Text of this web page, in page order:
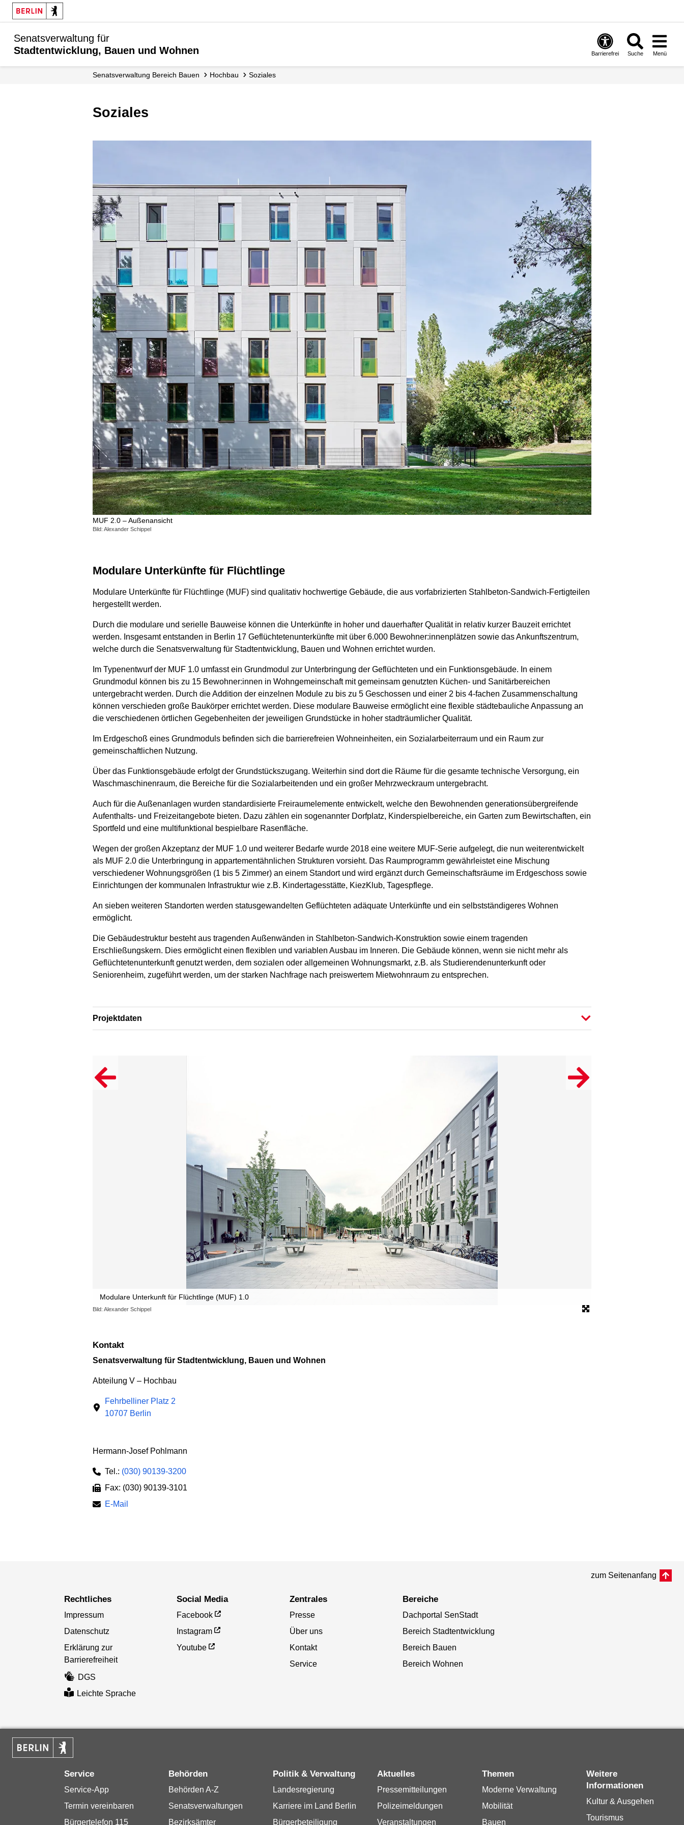
Senatsverwaltung für
Stadtentwicklung, Bauen und Wohnen
Barrierefrei Suche Menü
Senats­verwaltung Bereich Bauen Hochbau Soziales
Soziales
MUF 2.0 – Außenansicht
Bild: Alexander Schippel
Modulare Unterkünfte für Flüchtlinge
Modulare Unterkünfte für Flüchtlinge (MUF) sind qualitativ hochwertige Gebäude, die aus vorfabrizierten Stahlbeton-Sandwich-Fertigteilen
hergestellt werden.
Durch die modulare und serielle Bauweise können die Unterkünfte in hoher und dauerhafter Qualität in relativ kurzer Bauzeit errichtet
werden. Insgesamt entstanden in Berlin 17 Geflüchtetenunterkünfte mit über 6.000 Bewohner:innenplätzen sowie das Ankunftszentrum,
welche durch die Senatsverwaltung für Stadtentwicklung, Bauen und Wohnen errichtet wurden.
Im Typenentwurf der MUF 1.0 umfasst ein Grundmodul zur Unterbringung der Geflüchteten und ein Funktionsgebäude. In einem
Grundmodul können bis zu 15 Bewohner:innen in Wohngemeinschaft mit gemeinsam genutzten Küchen- und Sanitärbereichen
untergebracht werden. Durch die Addition der einzelnen Module zu bis zu 5 Geschossen und einer 2 bis 4-fachen Zusammenschaltung
können verschieden große Baukörper errichtet werden. Diese modulare Bauweise ermöglicht eine flexible städtebauliche Anpassung an
die verschiedenen örtlichen Gegebenheiten der jeweiligen Grundstücke in hoher stadträumlicher Qualität.
Im Erdgeschoß eines Grundmoduls befinden sich die barrierefreien Wohneinheiten, ein Sozialarbeiterraum und ein Raum zur
gemeinschaftlichen Nutzung.
Über das Funktionsgebäude erfolgt der Grundstückszugang. Weiterhin sind dort die Räume für die gesamte technische Versorgung, ein
Waschmaschinenraum, die Bereiche für die Sozialarbeitenden und ein großer Mehrzweckraum untergebracht.
Auch für die Außenanlagen wurden standardisierte Freiraumelemente entwickelt, welche den Bewohnenden generationsübergreifende
Aufenthalts- und Freizeitangebote bieten. Dazu zählen ein sogenannter Dorfplatz, Kinderspielbereiche, ein Garten zum Bewirtschaften, ein
Sportfeld und eine multifunktional bespielbare Rasenfläche.
Wegen der großen Akzeptanz der MUF 1.0 und weiterer Bedarfe wurde 2018 eine weitere MUF-Serie aufgelegt, die nun weiterentwickelt
als MUF 2.0 die Unterbringung in appartementähnlichen Strukturen vorsieht. Das Raumprogramm gewährleistet eine Mischung
verschiedener Wohnungsgrößen (1 bis 5 Zimmer) an einem Standort und wird ergänzt durch Gemeinschaftsräume im Erdgeschoss sowie
Einrichtungen der kommunalen Infrastruktur wie z.B. Kindertagesstätte, KiezKlub, Tagespflege.
An sieben weiteren Standorten werden statusgewandelten Geflüchteten adäquate Unterkünfte und ein selbstständigeres Wohnen
ermöglicht.
Die Gebäudestruktur besteht aus tragenden Außenwänden in Stahlbeton-Sandwich-Konstruktion sowie einem tragenden
Erschließungskern. Dies ermöglicht einen flexiblen und variablen Ausbau im Inneren. Die Gebäude können, wenn sie nicht mehr als
Geflüchtetenunterkunft genutzt werden, dem sozialen oder allgemeinen Wohnungsmarkt, z.B. als Studierendenunterkunft oder
Seniorenheim, zugeführt werden, um der starken Nachfrage nach preiswertem Mietwohnraum zu entsprechen.
Projektdaten
Modulare Unterkunft für Flüchtlinge (MUF) 1.0
Bild: Alexander Schippel
Kontakt
Senatsverwaltung für Stadtentwicklung, Bauen und Wohnen
Abteilung V – Hochbau
Fehrbelliner Platz 2
10707 Berlin
Hermann-Josef Pohlmann
Tel.: (030) 90139-3200
Fax: (030) 90139-3101
E-Mail
zum Seitenanfang
Rechtliches
Impressum
Datenschutz
Erklärung zur
Barrierefreiheit
DGS
Leichte Sprache
Social Media
Facebook
Instagram
Youtube
Zentrales
Presse
Über uns
Kontakt
Service
Bereiche
Dachportal SenStadt
Bereich Stadtentwicklung
Bereich Bauen
Bereich Wohnen
Service
Service-App
Termin vereinbaren
Bürgertelefon 115
Behörden
Behörden A-Z
Senatsverwaltungen
Bezirksämter
Politik & Verwaltung
Landesregierung
Karriere im Land Berlin
Bürgerbeteiligung
Aktuelles
Pressemitteilungen
Polizeimeldungen
Veranstaltungen
Themen
Moderne Verwaltung
Mobilität
Bauen
Weitere
Informationen
Kultur & Ausgehen
Tourismus